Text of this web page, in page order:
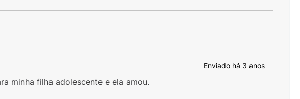
Enviado há 3 anos
minha filha adolescente e ela amou.